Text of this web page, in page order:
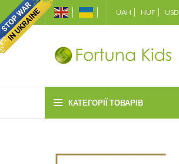
UAH HUF USD
КАТЕГОРІЇ ТОВАРІВ